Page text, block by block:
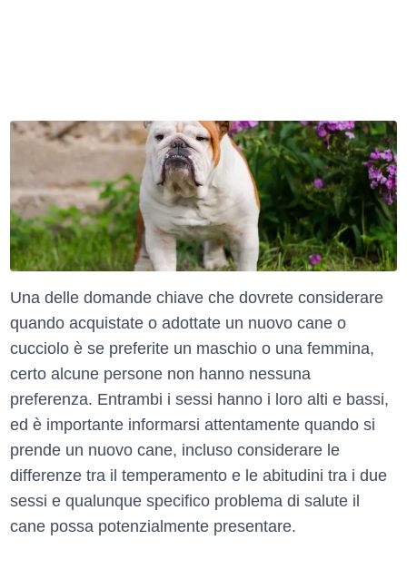
Una delle domande chiave che dovrete considerare
quando acquistate o adottate un nuovo cane o
cucciolo è se preferite un maschio o una femmina,
certo alcune persone non hanno nessuna
preferenza. Entrambi i sessi hanno i loro alti e bassi,
ed è importante informarsi attentamente quando si
prende un nuovo cane, incluso considerare le
differenze tra il temperamento e le abitudini tra i due
sessi e qualunque specifico problema di salute il
cane possa potenzialmente presentare.